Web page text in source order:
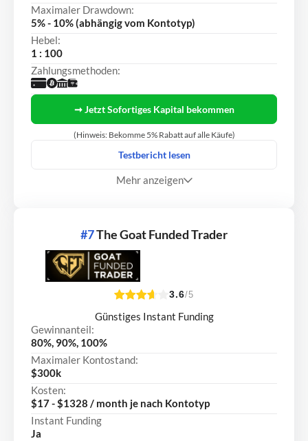
Maximaler Drawdown:
5% - 10% (abhängig vom Kontotyp)
Hebel:
1 : 100
Zahlungsmethoden:
➞ Jetzt Sofortiges Kapital bekommen
(Hinweis: Bekomme 5% Rabatt auf alle Käufe)
Testbericht lesen
Mehr anzeigen
#7The Goat Funded Trader
3.6/5
Günstiges Instant Funding
Gewinnanteil:
80%, 90%, 100%
Maximaler Kontostand:
$300k
Kosten:
$17 - $1328 / month je nach Kontotyp
Instant Funding
Ja